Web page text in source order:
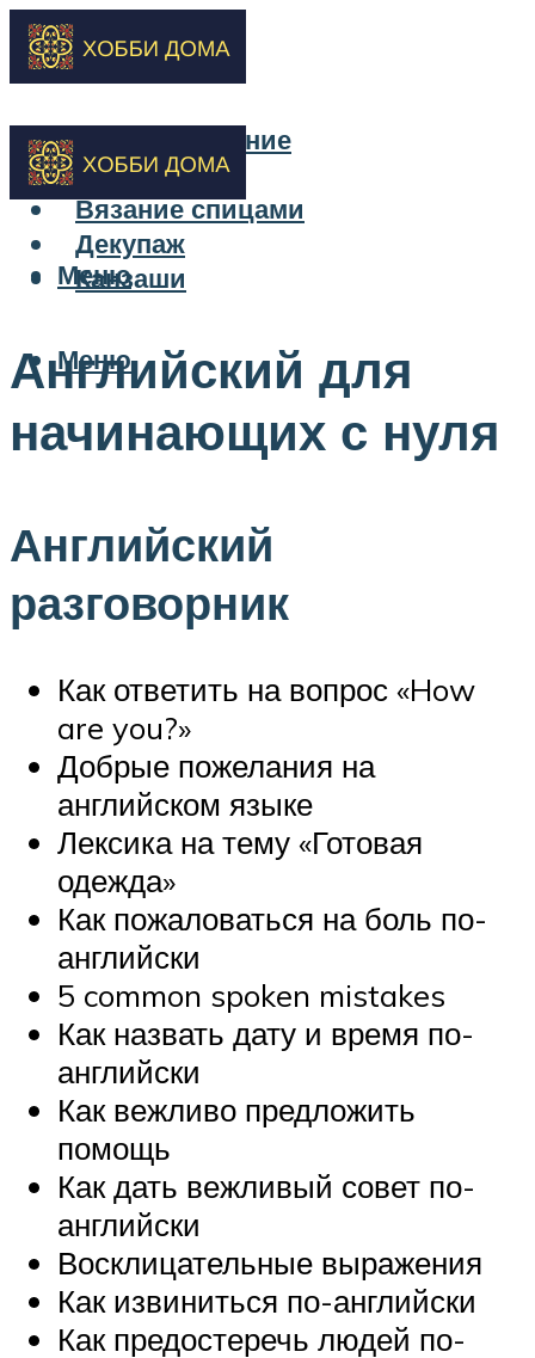
Бисероплетение
Вышивка
Вязание спицами
Декупаж
Канзаши
Меню
Меню
Английский для
начинающих с нуля
Английский
разговорник
Как ответить на вопрос «How
are you?»
Добрые пожелания на
английском языке
Лексика на тему «Готовая
одежда»
Как пожаловаться на боль по-
английски
5 common spoken mistakes
Как назвать дату и время по-
английски
Как вежливо предложить
помощь
Как дать вежливый совет по-
английски
Восклицательные выражения
Как извиниться по-английски
Как предостеречь людей по-